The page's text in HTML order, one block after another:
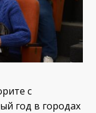
с
год в городах